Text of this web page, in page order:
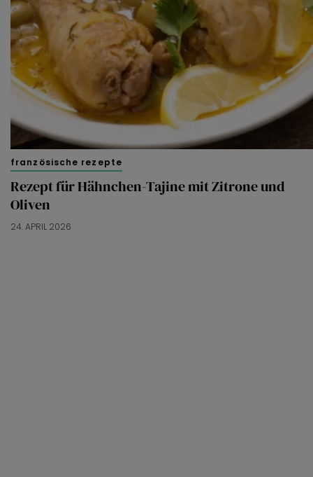
französische rezepte
Rezept für Hähnchen-Tajine mit Zitrone und
Oliven
24. APRIL 2026